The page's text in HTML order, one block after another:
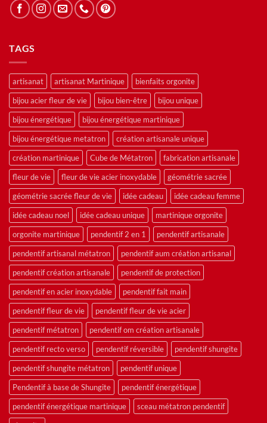
TAGS
artisanat artisanat Martinique
bienfaits orgonite
bijou acier fleur de vie
bijou bien-être
bijou unique
bijou énergétique
bijou énergétique martinique
bijou énergétique metatron
création artisanale unique
création martinique
Cube de Métatron
fabrication artisanale
fleur de vie
fleur de vie acier inoxydable
géométrie sacrée
géométrie sacrée fleur de vie
idée cadeau
idée cadeau femme
idée cadeau noel
idée cadeau unique
martinique orgonite
orgonite martinique
pendentif 2 en 1
pendentif artisanale
pendentif artisanal métatron
pendentif aum création artisanal
pendentif création artisanale
pendentif de protection
pendentif en acier inoxydable
pendentif fait main
pendentif fleur de vie
pendentif fleur de vie acier
pendentif métatron
pendentif om création artisanale
pendentif recto verso
pendentif réversible
pendentif shungite
pendentif shungite métatron
pendentif unique
Pendentif à base de Shungite
pendentif énergétique
pendentif énergétique martinique
sceau métatron pendentif